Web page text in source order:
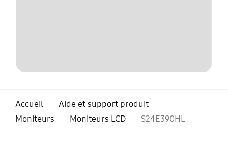
Accueil
Aide et support produit
Moniteurs
Moniteurs LCD S24E390HL